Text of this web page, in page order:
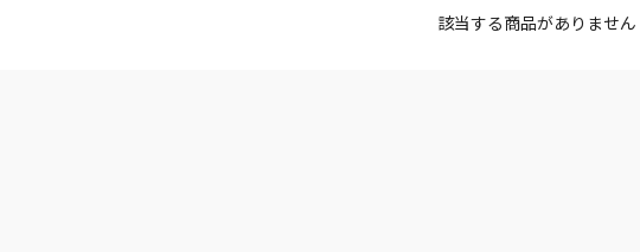
該当する商品がありません